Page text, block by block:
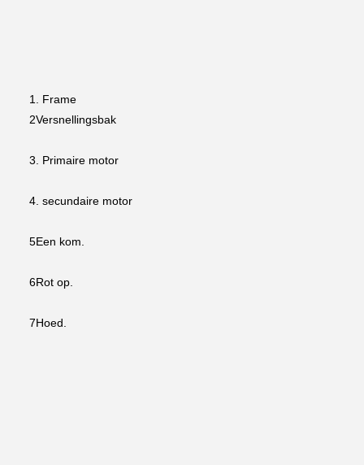
1. Frame
2Versnellingsbak
3. Primaire motor
4. secundaire motor
5Een kom.
6Rot op.
7Hoed.